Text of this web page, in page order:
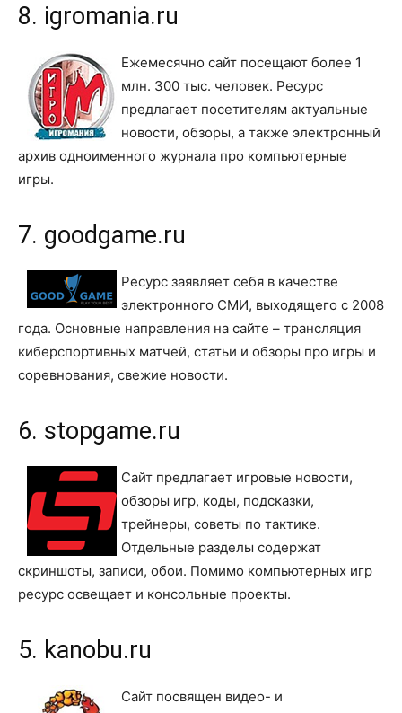
8. igromania.ru
Ежемесячно сайт посещают более 1
млн. 300 тыс. человек. Ресурс
предлагает посетителям актуальные
новости, обзоры, а также электронный
архив одноименного журнала про компьютерные
игры.
7. goodgame.ru
Ресурс заявляет себя в качестве
электронного СМИ, выходящего с 2008
года. Основные направления на сайте – трансляция
киберспортивных матчей, статьи и обзоры про игры и
соревнования, свежие новости.
6. stopgame.ru
Сайт предлагает игровые новости,
обзоры игр, коды, подсказки,
трейнеры, советы по тактике.
Отдельные разделы содержат
скриншоты, записи, обои. Помимо компьютерных игр
ресурс освещает и консольные проекты.
5. kanobu.ru
Сайт посвящен видео- и